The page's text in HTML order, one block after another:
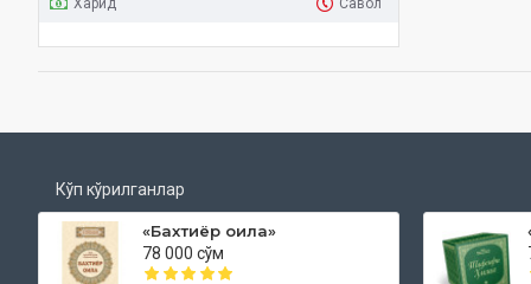
Харид Савол
Кўп кўрилганлар
«Бахтиёр оила»
78 000 сўм